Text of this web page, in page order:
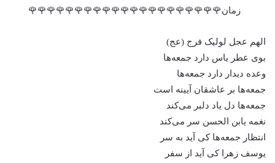
زمان🌹🌹🌹🌹🌹🌹🌹🌹🌹🌹🌹🌹🌹🌹🌹🌹🌹🌹🌹🌹🌹
الهم عجل لولیک فرج (عج)
بوی عطر یاس دارد جمعه‌ها
وعده دیدار دارد جمعه‌ها
جمعه‌ها بر عاشقان آیینه است
جمعه‌ها دل یاد دلبر می‌کند
نغمه یابن الحسن سر می‌کند
انتظار جمعه‌ها کی آید به سر
یوسف زهرا کی آید از سفر